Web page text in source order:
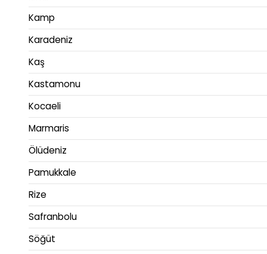
Kamp
Karadeniz
Kaş
Kastamonu
Kocaeli
Marmaris
Ölüdeniz
Pamukkale
Rize
Safranbolu
Söğüt